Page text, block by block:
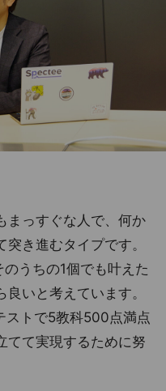
まっすぐな人で、何か
き進むタイプです。
うちの1個でも叶えた
いと考えています。
ストで5教科500点満点
てて実現するために努